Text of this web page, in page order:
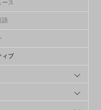
ース
語
ィブ